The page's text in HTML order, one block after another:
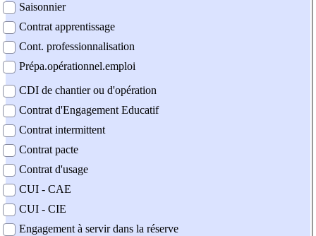
Saisonnier
Contrat apprentissage
Cont. professionnalisation
Prépa.opérationnel.emploi
CDI de chantier ou d'opération
Contrat d'Engagement Educatif
Contrat intermittent
Contrat pacte
Contrat d'usage
CUI - CAE
CUI - CIE
Engagement à servir dans la réserve